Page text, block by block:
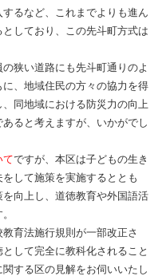
るなど、これまでよりも進ん
しており、この先斗町方式は
狭い道路にも先斗町通りのよ
、地域住民の方々の協力を得
同地域における防災力の向上
ると考えますが、いかがでし
てですが、本区は子どもの生き
して施策を実施するととも
向上し、道徳教育や外国語活
育法施行規則が一部改正さ
して完全に教科化されること
する区の見解をお伺いいたし